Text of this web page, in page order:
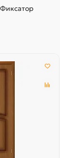
Фиксатор